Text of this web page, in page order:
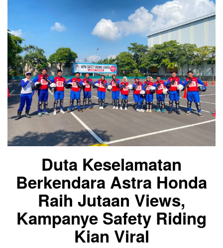
Duta Keselamatan
Berkendara Astra Honda
Raih Jutaan Views,
Kampanye Safety Riding
Kian Viral